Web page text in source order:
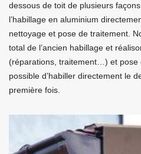
dessous de toit de plusieurs
l’habillage en aluminium
nettoyage et pose de traitement.
total de l’ancien habillage et
(réparations, traitement…) et pose
possible d’habiller directement le
première fois.